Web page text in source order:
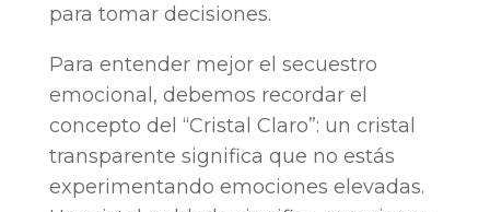
para tomar decisiones.
Para entender mejor el secuestro
emocional, debemos recordar el
concepto del “Cristal Claro”: un cristal
transparente significa que no estás
experimentando emociones elevadas.